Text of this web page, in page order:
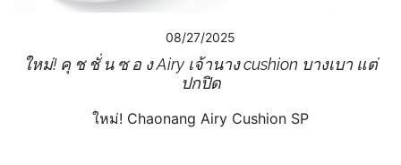
08/27/2025
ใหม่! คุ ช ชั่ น ซ อ ง Airy เจ้านาง cushion บางเบา แต่
ปกปิด
ใหม่! Chaonang Airy Cushion SP